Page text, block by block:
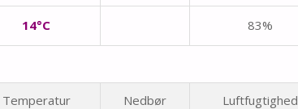
14°C 83%
Temperatur Nedbør Luftfugtighed